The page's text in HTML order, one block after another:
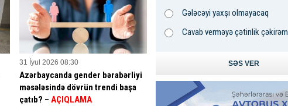
31 İyul 2026 08:30
Azərbaycanda gender bərabərliyi
məsələsində dövrün trendi başa
çatıb? –AÇIQLAMA
Gələcəyi yaxşı olmayacaq
Cavab verməyə çətinlik çəkirəm